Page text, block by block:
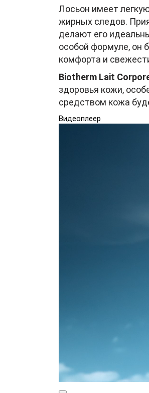
Лосьон имеет
жирных следов.
делают его
особой формуле, он
комфорта и
Biotherm Lait
здоровья кожи,
средством кожа
Видеоплеер